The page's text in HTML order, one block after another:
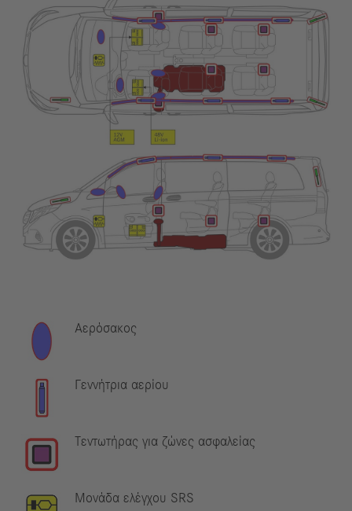
Αερόσακος
Γεννήτρια αερίου
Τεντωτήρας για ζώνες ασφαλείας
Μονάδα ελέγχου SRS